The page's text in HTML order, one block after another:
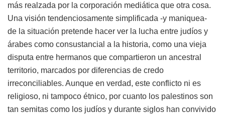
más realzada por la corporación mediática que otra cosa.
Una visión tendenciosamente simplificada -y maniquea-
de la situación pretende hacer ver la lucha entre judíos y
árabes como consustancial a la historia, como una vieja
disputa entre hermanos que compartieron un ancestral
territorio, marcados por diferencias de credo
irreconciliables. Aunque en verdad, este conflicto ni es
religioso, ni tampoco étnico, por cuanto los palestinos son
tan semitas como los judíos y durante siglos han convivido